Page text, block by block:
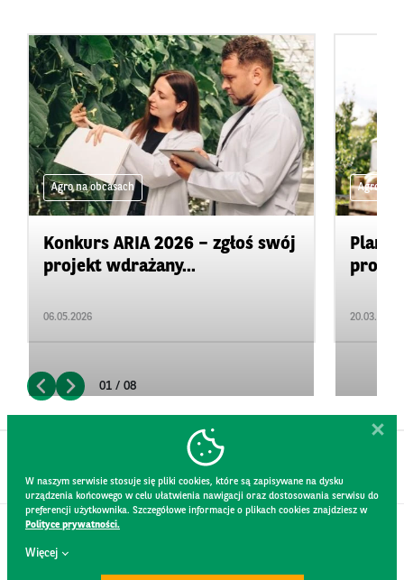
Agro na obcasach
Konkurs ARIA 2026 – zgłoś swój
projekt wdrażany...
06.05.2026
Agro na
Plan
20.03.2026
01 / 08
W naszym serwisie stosuje się pliki cookies, które są zapisywane na dysku
urządzenia końcowego w celu ułatwienia nawigacji oraz dostosowania serwisu do
preferencji użytkownika. Szczegółowe informacje o plikach cookies znajdziesz w
Polityce prywatności.
Więcej
KONTAKT
REGULAMIN STRONY
POLITYKA PRYWATNOŚCI